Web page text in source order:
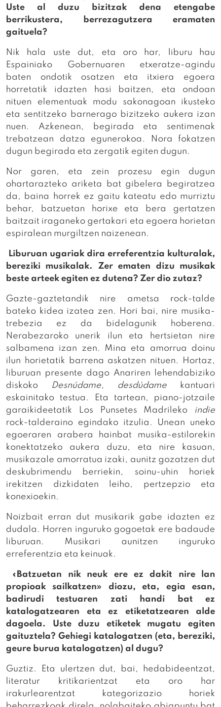
Uste al duzu bizitzak dena etengabe
berrikustera, berrezagutzera eramaten
gaituela?
Nik hala uste dut, eta oro har, liburu hau
Espainiako Gobernuaren etxeratze-agindu
baten ondotik osatzen eta itxiera egoera
horretatik idazten hasi baitzen, eta ondoan
nituen elementuak modu sakonagoan ikusteko
eta sentitzeko barnerago bizitzeko aukera izan
nuen. Azkenean, begirada eta sentimenak
trebatzean datza egunerokoa. Nora fokatzen
dugun begirada eta zergatik egiten dugun.
Nor garen, eta zein prozesu egin dugun
ohartarazteko ariketa bat gibelera begiratzea
da, baina horrek ez gaitu kateatu edo murriztu
behar, batzuetan horixe eta bera gertatzen
baitzait iraganeko gertakari eta egoera horietan
espiralean murgiltzen naizenean.
Liburuan ugariak dira erreferentzia kulturalak,
bereziki musikalak. Zer ematen dizu musikak
beste arteek egiten ez dutena? Zer dio zutaz?
Gazte-gaztetandik nire ametsa rock-talde
bateko kidea izatea zen. Hori bai, nire musika-
trebezia ez da bidelagunik hoberena.
Nerabezaroko unerik ilun eta hertsietan nire
salbamena izan zen. Mina eta amorrua doinu
ilun horietatik barrena askatzen nituen. Hortaz,
liburuan presente dago Anariren lehendabiziko
diskoko
Desnúdame, desdúdame kantuari
eskainitako testua. Eta tartean, piano-jotzaile
garaikideetatik Los Punsetes Madrileko indie
rock-talderaino egindako itzulia. Unean uneko
egoeraren arabera hainbat musika-estilorekin
konektatzeko aukera duzu, eta nire kasuan,
musikazale amorratua izaki, aunitz gozatzen dut
deskubrimendu berriekin, soinu-uhin horiek
irekitzen dizkidaten leiho, pertzepzio eta
konexioekin.
Noizbait erran dut musikarik gabe idazten ez
dudala. Horren inguruko gogoetak ere badaude
liburuan. Musikari aunitzen inguruko
erreferentzia eta keinuak.
«Batzuetan nik neuk ere ez dakit nire lan
propioak sailkatzen» diozu, eta, egia esan,
badirudi testuaren zati handi bat ez
katalogatzearen eta ez etiketatzearen alde
dagoela. Uste duzu etiketek mugatu egiten
gaituztela? Gehiegi katalogatzen (eta, bereziki,
geure burua katalogatzen) al dugu?
Guztiz. Eta ulertzen dut, bai, hedabideentzat,
literatur kritikarientzat eta oro har
irakurlearentzat kategorizazio horiek